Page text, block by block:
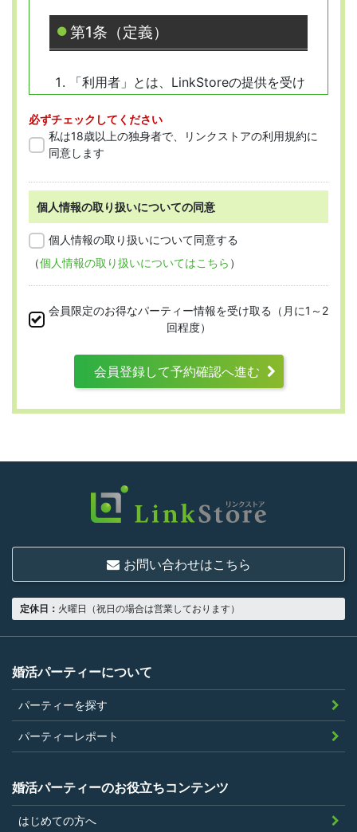
第1条（定義）
「利用者」とは、LinkStoreの提供を受け
「会員」とは、本規約に従って会員登録
をした人を指します。
第2条 （適用範囲）
ります。
第3条 （利用資格）
いものとします。
18歳以上の独身者であること
男性は収入があること
当社の指定する環境でサービスを利用で
当社が企画するパーティープランに設定
されている年齢条件にあてはまっている
こと。
参加条件があり証明書が必要なパーティ
ーは、その条件にあてはまっており且つ
弊社が希望する証明書を持参できるこ
過去に、当社運営サービスにおいて、不
必ずチェックしてください
私は18歳以上の独身者で、リンクストアの利用規約に
同意します
個人情報の取り扱いについての同意
個人情報の取り扱いについて同意する
（個人情報の取り扱いについてはこちら ）
会員限定のお得なパーティー情報を受け取る（月に1～2
回程度）
会員登録して予約確認へ進む
お問い合わせはこちら
定休日： 火曜日（祝日の場合は営業しております）
婚活パーティーについて
パーティーを探す
パーティーレポート
婚活パーティーのお役立ちコンテンツ
はじめての方へ